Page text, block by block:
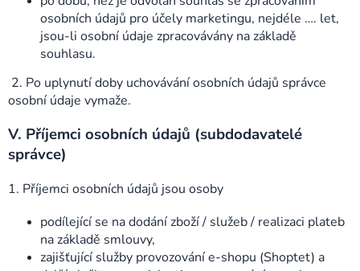
osobních údajů pro účely marketingu, nejdéle …. let,
jsou-li osobní údaje zpracovávány na základě
souhlasu.
2. Po uplynutí doby uchovávání osobních údajů správce
osobní údaje vymaže.
V. Příjemci osobních údajů (subdodavatelé
správce)
1. Příjemci osobních údajů jsou osoby
podílející se na dodání zboží / služeb / realizaci plateb
na základě smlouvy,
zajišťující služby provozování e-shopu (Shoptet) a